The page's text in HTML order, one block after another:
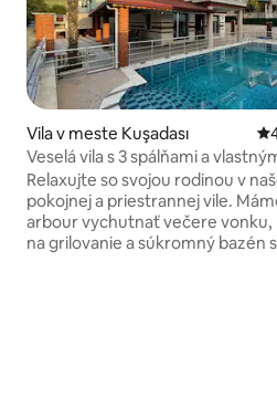
Vila v meste Kuşadası
Veselá vila s 3 spálňami a
bazénom
Relaxujte so svojou rodinou v
pokojnej a priestrannej vile.
arbour vychutnať večere vonku,
na grilovanie a súkromný bazén